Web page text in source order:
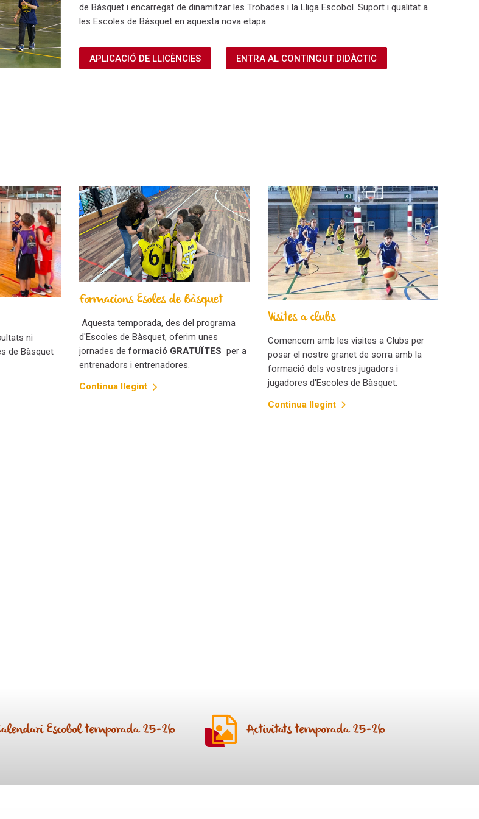
de Bàsquet i encarregat de dinamitzar les Trobades i la Lliga Escobol. Suport i qualitat a
les Escoles de Bàsquet en aquesta nova etapa.
APLICACIÓ DE LLICÈNCIES ENTRA AL CONTINGUT DIDÀCTIC
ni
de Bàsquet
Formacions Esoles de Bàsquet
Aquesta temporada, des del programa
d'Escoles de Bàsquet, oferim unes
jornades de formació GRATUÏTES per a
entrenadors i entrenadores.
Continua llegint
Visites a clubs
Comencem amb les visites a Clubs per
posar el nostre granet de sorra amb la
formació dels vostres jugadors i
jugadores d'Escoles de Bàsquet.
Continua llegint
Escobol temporada 25-26 Activitats temporada 25-26